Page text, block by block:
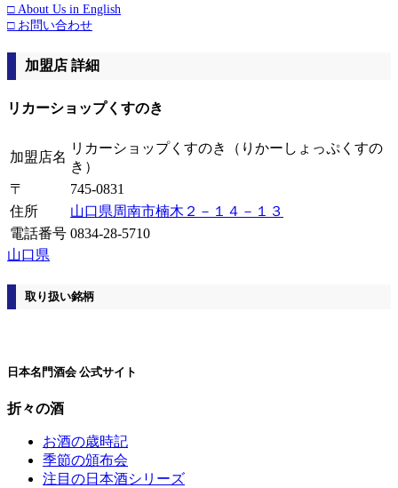
□ About Us in English
□ お問い合わせ
加盟店 詳細
リカーショップくすのき
加盟店名
リカーショップくすのき
（りかーしょっぷくすの
き）
〒
745-0831
住所
山口県周南市楠木２－１４－１３
電話番号 0834-28-5710
山口県
取り扱い銘柄
日本名門酒会 公式サイト
折々の酒
お酒の歳時記
季節の頒布会
注目の日本酒シリーズ